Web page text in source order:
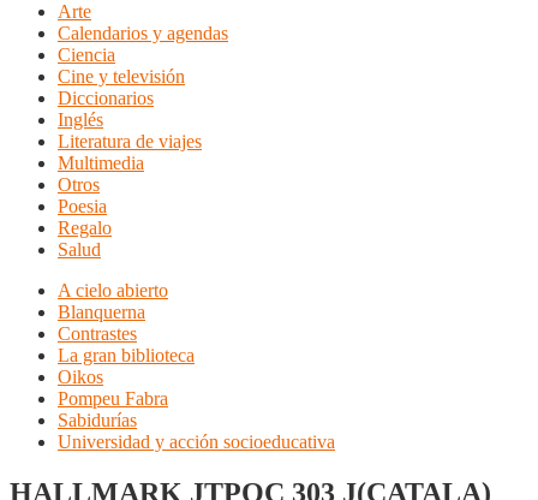
Arte
Calendarios y agendas
Ciencia
Cine y televisión
Diccionarios
Inglés
Literatura de viajes
Multimedia
Otros
Poesia
Regalo
Salud
A cielo abierto
Blanquerna
Contrastes
La gran biblioteca
Oikos
Pompeu Fabra
Sabidurías
Universidad y acción socioeducativa
HALLMARK JTPOC 303 J(CATALA)